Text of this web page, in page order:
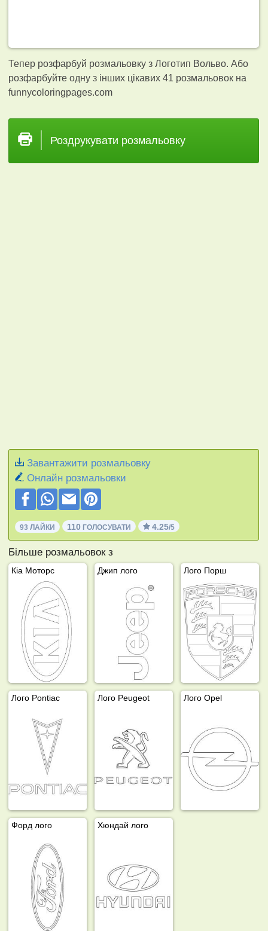
Тепер розфарбуй розмальовку з Логотип Вольво. Або
розфарбуйте одну з інших цікавих 41 розмальовок на
funnycoloringpages.com
Роздрукувати розмальовку
Завантажити розмальовку
Онлайн розмальовки
93 ЛАЙКИ 110 ГОЛОСУВАТИ 4.25/5
Більше розмальовок з
Кіа Моторс Джип лого Лого Порш
Лого Pontiac Лого Peugeot Лого Opel
Форд лого Хюндай лого